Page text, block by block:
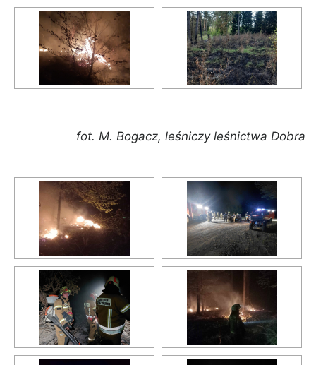
fot. M. Bogacz, leśniczy leśnictwa Dobra